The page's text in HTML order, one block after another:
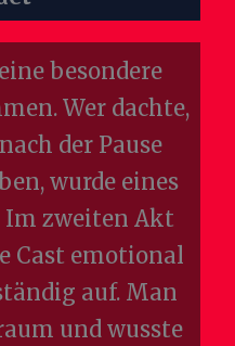
besondere
Wer dachte,
der Pause
wurde eines
Im zweiten Akt
Cast emotional
auf. Man
und wusste